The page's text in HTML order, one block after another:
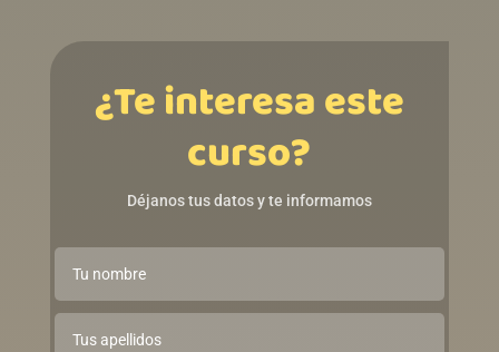
¿Te interesa este
curso?
Déjanos tus datos y te informamos